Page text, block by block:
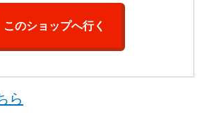
このショップへ行く
ら